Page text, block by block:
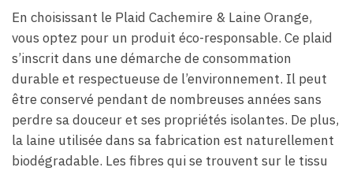
En choisissant le Plaid Cachemire & Laine Orange,
vous optez pour un produit éco-responsable. Ce plaid
s’inscrit dans une démarche de consommation
durable et respectueuse de l’environnement. Il peut
être conservé pendant de nombreuses années sans
perdre sa douceur et ses propriétés isolantes. De plus,
la laine utilisée dans sa fabrication est naturellement
biodégradable. Les fibres qui se trouvent sur le tissu